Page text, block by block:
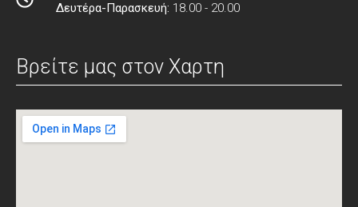
Δευτέρα-Παρασκευή: 18.00 - 20.00
Βρείτε μας στον Xαρτη